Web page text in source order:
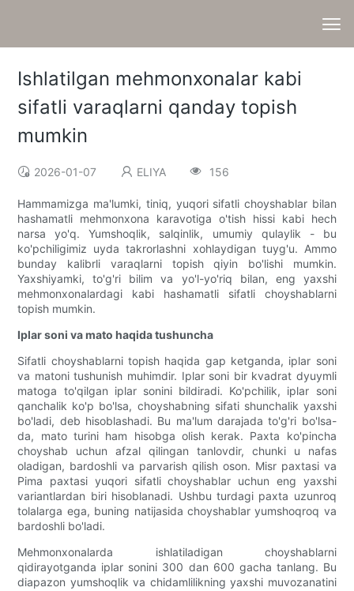
Ishlatilgan mehmonxonalar kabi
sifatli varaqlarni qanday topish
mumkin
2026-01-07 ELIYA 156
Hammamizga ma'lumki, tiniq, yuqori sifatli choyshablar bilan
hashamatli mehmonxona karavotiga o'tish hissi kabi hech
narsa yo'q. Yumshoqlik, salqinlik, umumiy qulaylik - bu
ko'pchiligimiz uyda takrorlashni xohlaydigan tuyg'u. Ammo
bunday kalibrli varaqlarni topish qiyin bo'lishi mumkin.
Yaxshiyamki, to'g'ri bilim va yo'l-yo'riq bilan, eng yaxshi
mehmonxonalardagi kabi hashamatli sifatli choyshablarni
topish mumkin.
Iplar soni va mato haqida tushuncha
Sifatli choyshablarni topish haqida gap ketganda, iplar soni
va matoni tushunish muhimdir. Iplar soni bir kvadrat dyuymli
matoga to'qilgan iplar sonini bildiradi. Ko'pchilik, iplar soni
qanchalik ko'p bo'lsa, choyshabning sifati shunchalik yaxshi
bo'ladi, deb hisoblashadi. Bu ma'lum darajada to'g'ri bo'lsa-
da, mato turini ham hisobga olish kerak. Paxta ko'pincha
choyshab uchun afzal qilingan tanlovdir, chunki u nafas
oladigan, bardoshli va parvarish qilish oson. Misr paxtasi va
Pima paxtasi yuqori sifatli choyshablar uchun eng yaxshi
variantlardan biri hisoblanadi. Ushbu turdagi paxta uzunroq
tolalarga ega, buning natijasida choyshablar yumshoqroq va
bardoshli bo'ladi.
Mehmonxonalarda ishlatiladigan choyshablarni
qidirayotganda iplar sonini 300 dan 600 gacha tanlang. Bu
diapazon yumshoqlik va chidamlilikning yaxshi muvozanatini